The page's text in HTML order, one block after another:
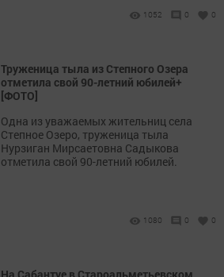
1052 0 0
Труженица тыла из Степного Озера
отметила свой 90-летний юбилей+
[ФОТО]
Одна из уважаемых жительниц села
Степное Озеро, труженица тыла
Нурзиган Мирсаетовна Садыкова
отметила свой 90-летний юбилей.
1080 0 0